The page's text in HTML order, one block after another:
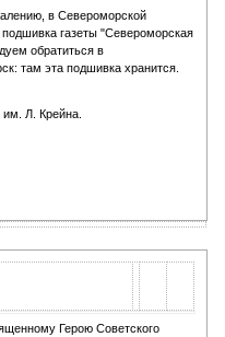
в Североморской
газеты "Североморская
обратиться в
там эта подшивка хранится.
Л. Крейна.
Герою Советского